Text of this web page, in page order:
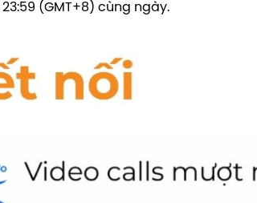
(GMT+8) cùng ngày.